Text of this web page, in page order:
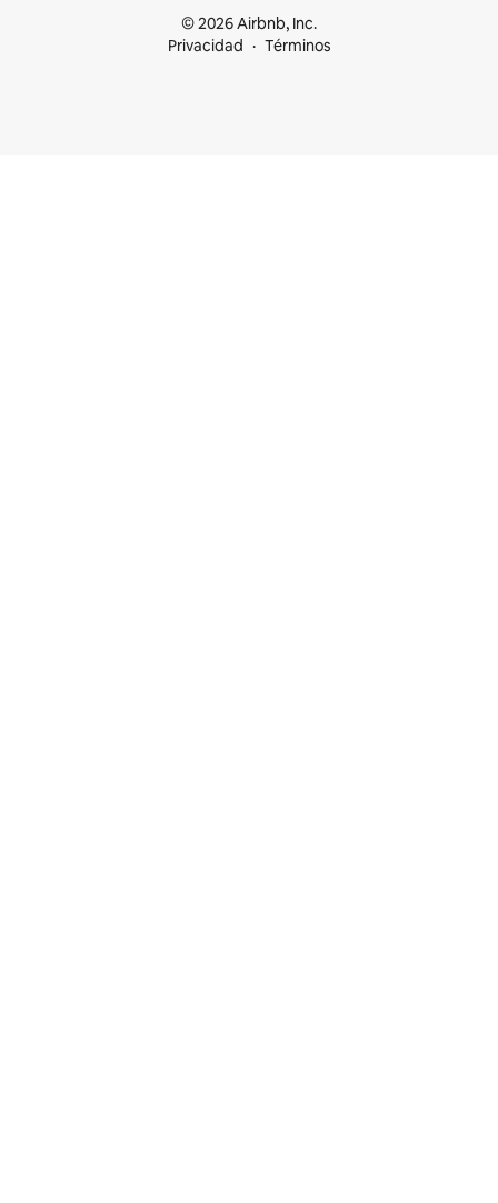
© 2026 Airbnb, Inc.
Privacidad
Términos